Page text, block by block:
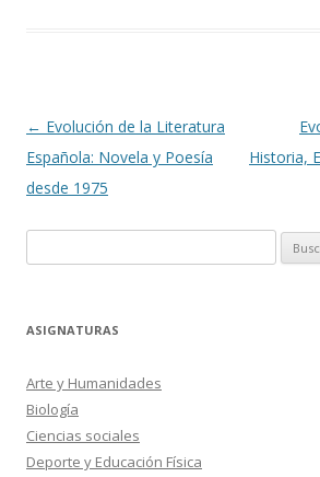
Navegación
de
entradas
← Evolución de la Literatura
Española: Novela y Poesía
desde 1975
Historia,
ASIGNATURAS
Arte y Humanidades
Biología
Ciencias sociales
Deporte y Educación Física